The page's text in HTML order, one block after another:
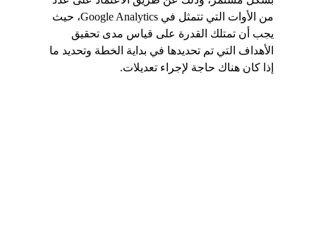
من الأوات التي تتمثل في Google Analytics، حيث
يجب أن تمتلك القدرة على قياس مدى تحقيق
الأهداف التي تم تحديدها في بداية الخطة وتحديد ما
إذا كان هناك حاجة لإجراء تعديلات.